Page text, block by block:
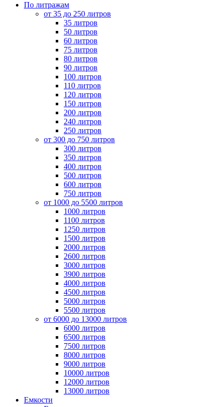
По литражам
от 35 до 250 литров
35 литров
50 литров
60 литров
75 литров
80 литров
90 литров
100 литров
110 литров
120 литров
150 литров
200 литров
240 литров
250 литров
от 300 до 750 литров
300 литров
350 литров
400 литров
500 литров
600 литров
750 литров
от 1000 до 5500 литров
1000 литров
1100 литров
1250 литров
1500 литров
2000 литров
2600 литров
3000 литров
3900 литров
4000 литров
4500 литров
5000 литров
5500 литров
от 6000 до 13000 литров
6000 литров
6500 литров
7500 литров
8000 литров
9000 литров
10000 литров
12000 литров
13000 литров
Емкости